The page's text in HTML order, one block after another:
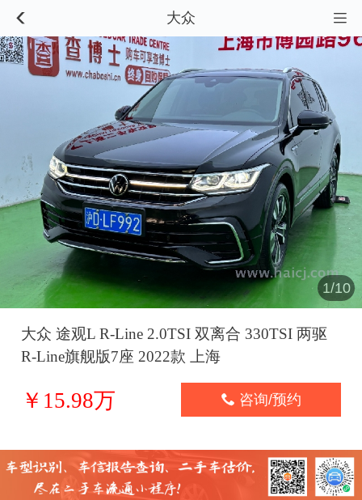
 大众 
1/10
大众 途观L R-Line 2.0TSI 双离合 330TSI 两驱
R-Line旗舰版7座 2022款 上海
￥15.98万  咨询/预约